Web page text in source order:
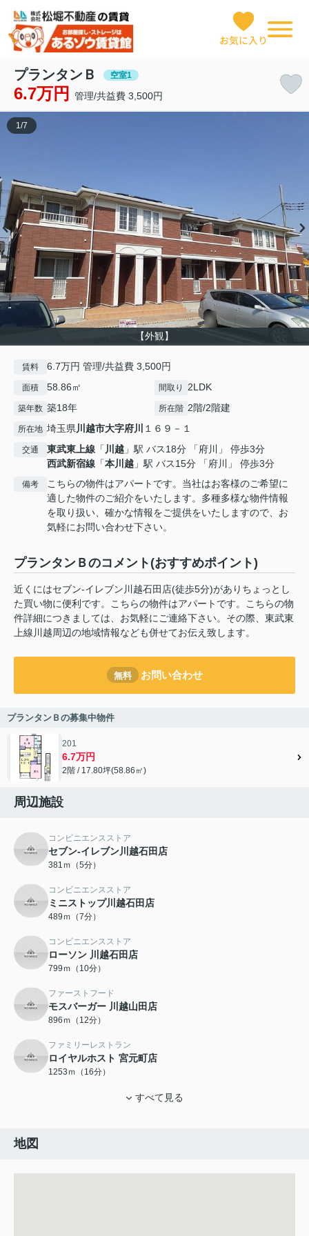
お気に入り
プランタンＢ 空室1
6.7万円 管理/共益費 3,500円
【外観】
1/7
賃料 6.7万円 管理/共益費 3,500円
面積 58.86㎡ 間取り 2LDK
築年数 築18年 所在階 2階/2階建
所在地 埼玉県川越市大字府川 １６９－１
交通 東武東上線 「川越 」駅 バス18分 「府川」 停歩3分
西武新宿線 「本川越 」駅 バス15分 「府川」 停歩3分
備考
こちらの物件はアパートです。当社はお客様のご希望に
適した物件のご紹介をいたします。多種多様な物件情報
を取り扱い、確かな情報をご提供をいたしますので、お
気軽にお問い合わせ下さい。
プランタンＢのコメント(おすすめポイント)
近くにはセブン-イレブン川越石田店(徒歩5分)がありちょっとし
た買い物に便利です。こちらの物件はアパートです。こちらの物
件詳細につきましては、お気軽にご連絡下さい。その際、東武東
上線川越周辺の地域情報なども併せてお伝え致します。
無料 お問い合わせ
プランタンＢの募集中物件
201
6.7万円
2階 / 17.80坪(58.86㎡)
周辺施設
コンビニエンスストア
セブン-イレブン川越石田店
381ｍ（5分）
コンビニエンスストア
ミニストップ川越石田店
489ｍ（7分）
コンビニエンスストア
ローソン 川越石田店
799ｍ（10分）
ファーストフード
モスバーガー 川越山田店
896ｍ（12分）
ファミリーレストラン
ロイヤルホスト 宮元町店
1253ｍ（16分）
すべて見る
地図